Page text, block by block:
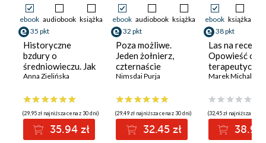
ebook audiobook książka
35 pkt
Historyczne
bzdury o
średniowieczu. Jak
naprawdę żyło się
rycerzy?
Anna Zielińska
(29,95 zł najniższa cena z 30 dni)
35.94 zł
ebook audiobook książka
32 pkt
Poza możliwe.
Jeden żołnierz,
czternaście
szczytów - moje
śmierci
Nimsdai Purja
(29,49 zł najniższa cena z 30 dni)
32.45 zł
ebook książka
38 pkt
Las na
Opowieść o
przyrody w
Marek Michalski
(32,45 zł najniższa cena
38.94